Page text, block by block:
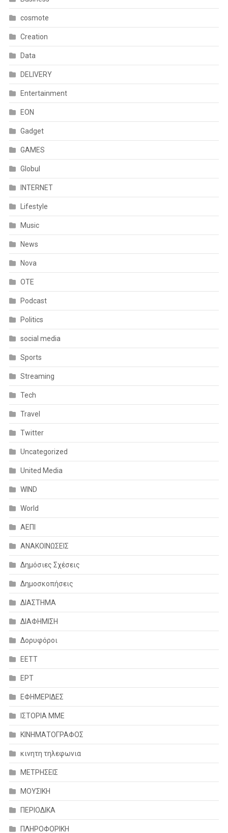
cosmote
Creation
Data
DELIVERY
Entertainment
EON
Gadget
GAMES
Globul
INTERNET
Lifestyle
Music
News
Nova
OTE
Podcast
Politics
social media
Sports
Streaming
Tech
Travel
Twitter
Uncategorized
United Media
WIND
World
ΑΕΠΙ
ΑΝΑΚΟΙΝΩΣΕΙΣ
Δημόσιες Σχέσεις
Δημοσκοπήσεις
ΔΙΑΣΤΗΜΑ
ΔΙΑΦΗΜΙΣΗ
Δορυφόροι
ΕΕΤΤ
ΕΡΤ
ΕΦΗΜΕΡΙΔΕΣ
ΙΣΤΟΡΙΑ ΜΜΕ
ΚΙΝΗΜΑΤΟΓΡΑΦΟΣ
κινητη τηλεφωνια
ΜΕΤΡΗΣΕΙΣ
ΜΟΥΣΙΚΗ
ΠΕΡΙΟΔΙΚΑ
ΠΛΗΡΟΦΟΡΙΚΗ